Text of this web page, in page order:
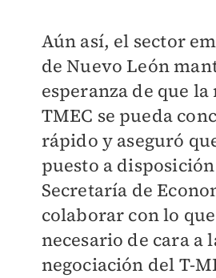
Aún así, el sector
de Nuevo León
esperanza de que
TMEC se pueda
rápido y aseguró
puesto a
Secretaría de
colaborar con lo
necesario de cara a
negociación del T-